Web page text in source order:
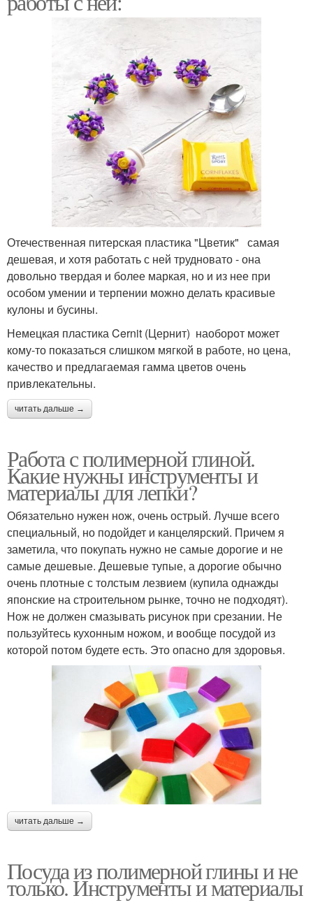
Отечественная питерская пластика "Цветик" самая
дешевая, и хотя работать с ней трудновато - она
довольно твердая и более маркая, но и из нее при
особом умении и терпении можно делать красивые
кулоны и бусины.
Немецкая пластика Cernit (Цернит) наоборот может
кому-то показаться слишком мягкой в работе, но цена,
качество и предлагаемая гамма цветов очень
привлекательны.
читать дальше →
Работа с полимерной глиной.
Какие нужны инструменты и
материалы для лепки?
Обязательно нужен нож, очень острый. Лучше всего
специальный, но подойдет и канцелярский. Причем я
заметила, что покупать нужно не самые дорогие и не
самые дешевые. Дешевые тупые, а дорогие обычно
очень плотные с толстым лезвием (купила однажды
японские на строительном рынке, точно не подходят).
Нож не должен смазывать рисунок при срезании. Не
пользуйтесь кухонным ножом, и вообще посудой из
которой потом будете есть. Это опасно для здоровья.
читать дальше →
Посуда из полимерной глины и не
только. Инструменты и материалы